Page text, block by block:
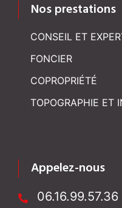
Nos prestations
CONSEIL ET
FONCIER
COPROPRIÉTÉ
TOPOGRAPHIE ET
Appelez-nous
06.16.99.57.36